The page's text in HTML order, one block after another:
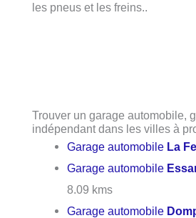
les pneus et les freins..
Trouver un garage automobile,
indépendant dans les villes à
Garage automobile La
Garage automobile
8.09 kms
Garage automobile